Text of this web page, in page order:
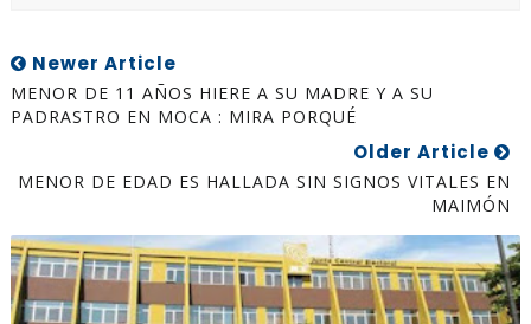
Newer Article
MENOR DE 11 AÑOS HIERE A SU MADRE Y A SU
PADRASTRO EN MOCA : MIRA PORQUÉ
Older Article
MENOR DE EDAD ES HALLADA SIN SIGNOS VITALES EN
MAIMÓN